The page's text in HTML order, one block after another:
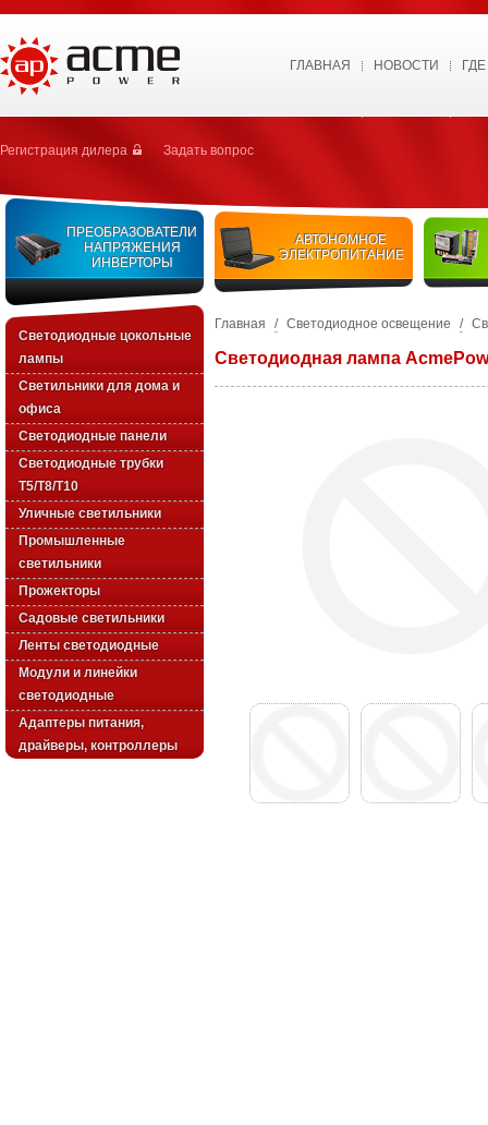
ГЛАВНАЯ НОВОСТИ
Регистрация дилера Задать вопрос
ПРЕОБРАЗОВАТЕЛИ
НАПРЯЖЕНИЯ
ИНВЕРТОРЫ
АВТОНОМНОЕ
ЭЛЕКТРОПИТАНИЕ
Светодиодные цокольные
лампы
Светильники для дома и
офиса
Светодиодные панели
Светодиодные трубки
T5/T8/T10
Уличные светильники
Промышленные
светильники
Прожекторы
Садовые светильники
Ленты светодиодные
Модули и линейки
светодиодные
Адаптеры питания,
драйверы, контроллеры
Главная / Светодиодное освещение /
Светодиодная лампа